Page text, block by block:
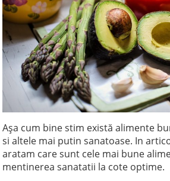
Așa cum bine stim există alimente
si altele mai putin sanatoase. In
aratam care sunt cele mai bune
mentinerea sanatatii la cote optime.